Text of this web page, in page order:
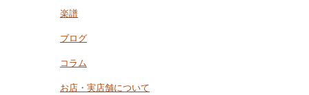
楽譜
ブログ
コラム
お店・実店舗について